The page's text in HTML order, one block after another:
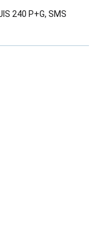
240 P+G, SMS